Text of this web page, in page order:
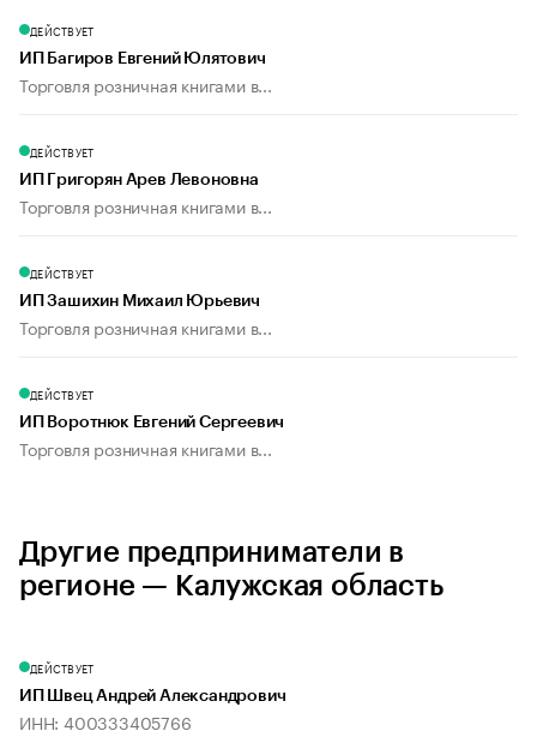
ДЕЙСТВУЕТ
ИП Багиров Евгений Юлятович
Торговля розничная книгами в...
ДЕЙСТВУЕТ
ИП Григорян Арев Левоновна
Торговля розничная книгами в...
ДЕЙСТВУЕТ
ИП Зашихин Михаил Юрьевич
Торговля розничная книгами в...
ДЕЙСТВУЕТ
ИП Воротнюк Евгений Сергеевич
Торговля розничная книгами в...
Другие предприниматели в
регионе — Калужская область
ДЕЙСТВУЕТ
ИП Швец Андрей Александрович
ИНН: 400333405766